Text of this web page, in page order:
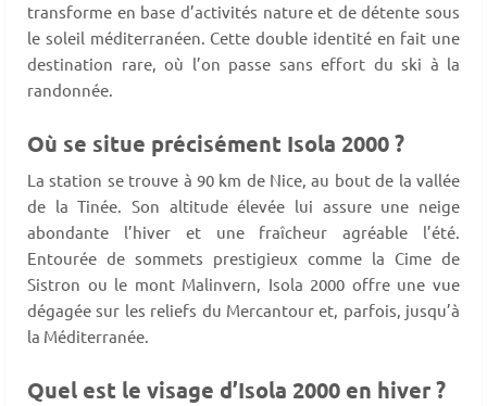
transforme en base d’activités nature et de détente sous
le soleil méditerranéen. Cette double identité en fait une
destination rare, où l’on passe sans effort du ski à la
randonnée.
Où se situe précisément Isola 2000 ?
La station se trouve à 90 km de Nice, au bout de la vallée
de la Tinée. Son altitude élevée lui assure une neige
abondante l’hiver et une fraîcheur agréable l’été.
Entourée de sommets prestigieux comme la Cime de
Sistron ou le mont Malinvern, Isola 2000 offre une vue
dégagée sur les reliefs du Mercantour et, parfois, jusqu’à
la Méditerranée.
Quel est le visage d’Isola 2000 en hiver ?